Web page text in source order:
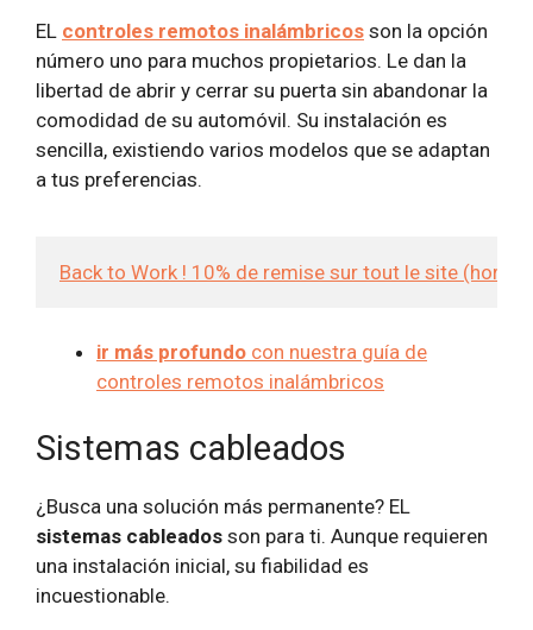
EL controles remotos inalámbricos son la opción
número uno para muchos propietarios. Le dan la
libertad de abrir y cerrar su puerta sin abandonar la
comodidad de su automóvil. Su instalación es
sencilla, existiendo varios modelos que se adaptan
a tus preferencias.
Back to Work ! 10% de remise sur tout le site (hors
ir más profundo con nuestra guía de
controles remotos inalámbricos
Sistemas cableados
¿Busca una solución más permanente? EL
sistemas cableados son para ti. Aunque requieren
una instalación inicial, su fiabilidad es
incuestionable.